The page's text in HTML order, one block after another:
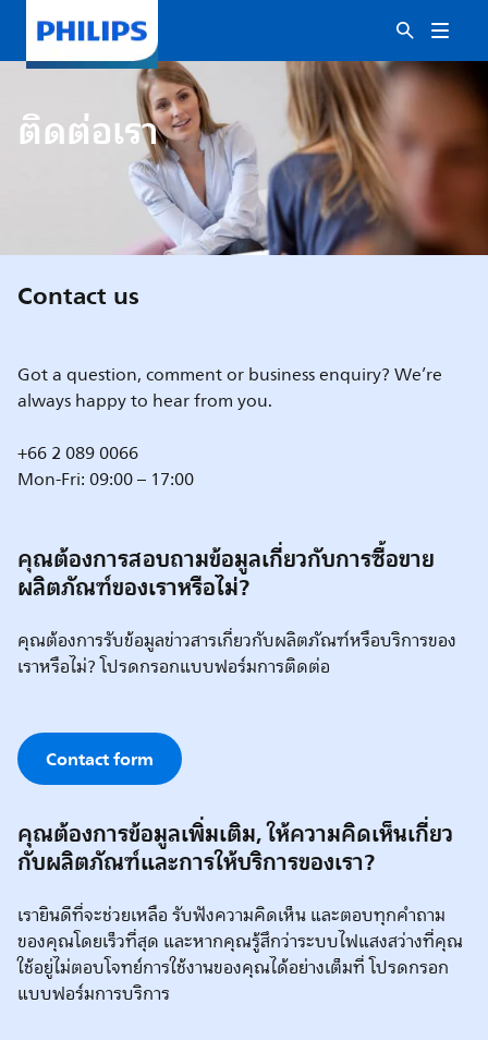
ติดต่อเรา
Contact us
Got a question, comment or business enquiry? We’re
always happy to hear from you.
+66 2 089 0066
Mon-Fri: 09:00 – 17:00
คุณต้องการสอบถามข้อมูลเกี่ยวกับการซื้อขาย
ผลิตภัณฑ์ของเราหรือไม่?
คุณต้องการรับข้อมูลข่าวสารเกี่ยวกับผลิตภัณฑ์หรือบริการของ
เราหรือไม่? โปรดกรอกแบบฟอร์มการติดต่อ
Contact form
คุุณต้องการข้อมูลเพิ่มเติม, ให้ความคิดเห็นเกี่ยว
กับผลิตภัณฑ์และการให้บริการของเรา?
เรายินดีที่จะช่วยเหลือ รับฟังความคิดเห็น และตอบทุกคำถาม
ของคุณโดยเร็วที่สุด และหากคุณรู้สึกว่าระบบไฟแสงสว่างที่คุณ
ใช้อยู่ไม่ตอบโจทย์การใช้งานของคุณได้อย่างเต็มที่ โปรดกรอก
แบบฟอร์มการบริการ